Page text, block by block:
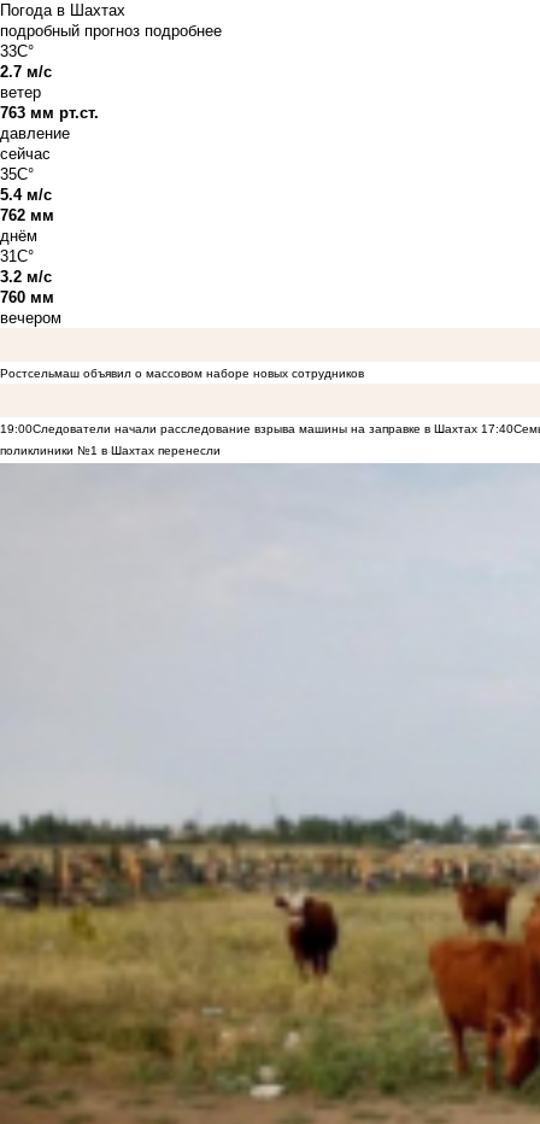
Погода в Шахтах
подробный прогноз подробнее
33C°
2.7 м/с
ветер
763 мм рт.ст.
давление
сейчас
35C°
5.4 м/с
762 мм
днём
31C°
3.2 м/с
760 мм
вечером
Ростсельмаш объявил о массовом наборе новых сотрудников
19:00Следователи начали расследование взрыва машины на заправке в Шахтах 17:40
поликлиники №1 в Шахтах перенесли